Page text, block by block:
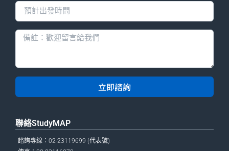
立即諮詢
聯絡StudyMAP
諮詢專線：02-23119699 (代表號)